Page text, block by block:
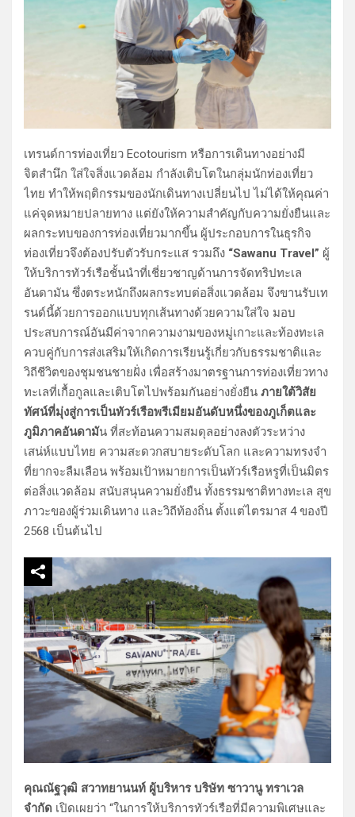
เทรนด์การท่องเที่ยว Ecotourism หรือการเดินทางอย่างมี
จิตสำนึก ใส่ใจสิ่งแวดล้อม กำลังเติบโตในกลุ่มนักท่องเที่ยว
ไทย ทำให้พฤติกรรมของนักเดินทางเปลี่ยนไป ไม่ได้ให้คุณค่า
แค่จุดหมายปลายทาง แต่ยังให้ความสำคัญกับความยั่งยืนและ
ผลกระทบของการท่องเที่ยวมากขึ้น ผู้ประกอบการในธุรกิจ
ท่องเที่ยวจึงต้องปรับตัวรับกระแส รวมถึง “Sawanu Travel” ผู้
ให้บริการทัวร์เรือชั้นนำที่เชี่ยวชาญด้านการจัดทริปทะเล
อันดามัน ซึ่งตระหนักถึงผลกระทบต่อสิ่งแวดล้อม จึงขานรับเท
รนด์นี้ด้วยการออกแบบทุกเส้นทางด้วยความใส่ใจ มอบ
ประสบการณ์อันมีค่าจากความงามของหมู่เกาะและท้องทะเล
ควบคู่กับการส่งเสริมให้เกิดการเรียนรู้เกี่ยวกับธรรมชาติและ
วิถีชีวิตของชุมชนชายฝั่ง เพื่อสร้างมาตรฐานการท่องเที่ยวทาง
ทะเลที่เกื้อกูลและเติบโตไปพร้อมกันอย่างยั่งยืน ภายใต้วิสัย
ทัศน์ที่มุ่งสู่การเป็นทัวร์เรือพรีเมียมอันดับหนึ่งของภูเก็ตและ
ภูมิภาคอันดามัน ที่สะท้อนความสมดุลอย่างลงตัวระหว่าง
เสน่ห์แบบไทย ความสะดวกสบายระดับโลก และความทรงจำ
ที่ยากจะลืมเลือน พร้อมเป้าหมายการเป็นทัวร์เรือหรูที่เป็นมิตร
ต่อสิ่งแวดล้อม สนับสนุนความยั่งยืน ทั้งธรรมชาติทางทะเล สุข
ภาวะของผู้ร่วมเดินทาง และวิถีท้องถิ่น ตั้งแต่ไตรมาส 4 ของปี
2568 เป็นต้นไป
คุณณัฐวุฒิ สวาทยานนท์ ผู้บริหาร บริษัท ซาวานู ทราเวล
จำกัด เปิดเผยว่า “ในการให้บริการทัวร์เรือที่มีความพิเศษและ